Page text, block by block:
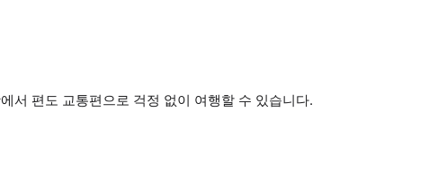
서 편도 교통편으로 걱정 없이 여행할 수 있습니다.